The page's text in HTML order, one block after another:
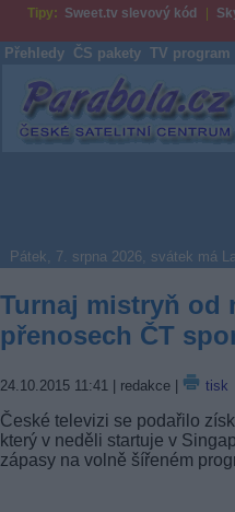
Tipy: Sweet.tv slevový kód
Přehledy ČS pakety TV program
Parabola.cz
Pátek, 7. srpna 2026, svátek má
Turnaj mistryň od
přenosech ČT
24.10.2015 11:41 | redakce | tisk
České televizi se podařilo
který v neděli startuje v
zápasy na volně šířeném